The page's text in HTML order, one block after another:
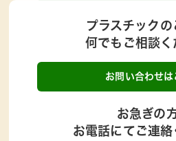
プラスチックの
何でもご相談く
お問い合わせは
お急ぎの
お電話にてご連絡